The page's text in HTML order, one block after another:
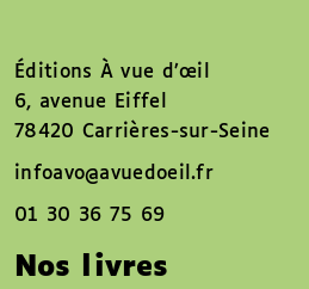
Éditions À vue d’œil
6, avenue Eiffel
78420 Carrières-sur-Seine
infoavo@avuedoeil.fr
01 30 36 75 69
Nos livres